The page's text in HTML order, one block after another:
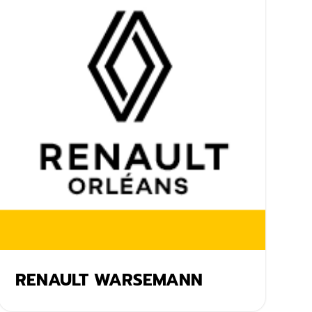
RENAULT WARSEMANN